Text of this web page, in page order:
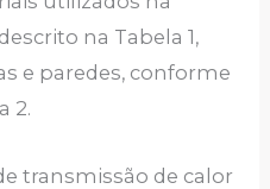
na Tabela 1,
e paredes, conforme
2.
transmissão de calor